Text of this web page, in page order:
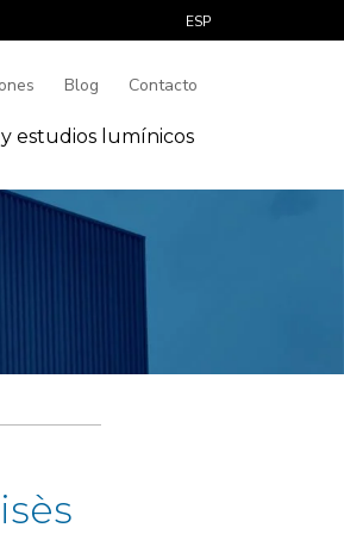
ESP
Blog Contacto
estudios lumínicos